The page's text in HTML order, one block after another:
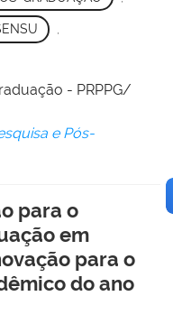
,
- PRPPG/
e Pós-
para o
em
para o
do ano